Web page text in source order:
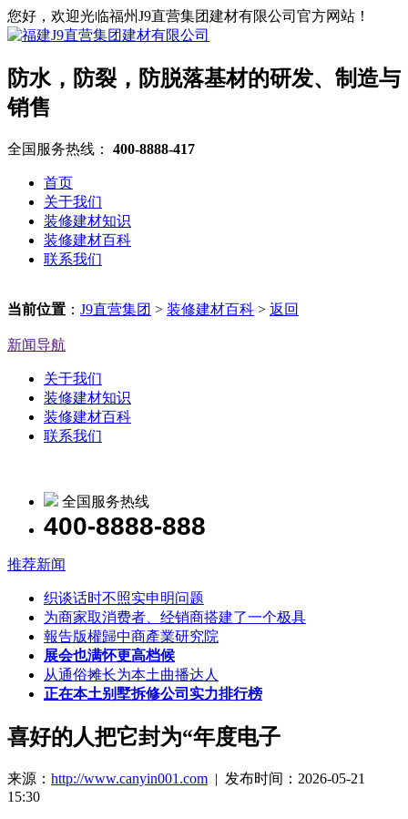
您好，欢迎光临福州J9直营集团建材有限公司官方网站！
防水，防裂，防脱落基材的研发、制造与
销售
全国服务热线： 400-8888-417
首页
关于我们
装修建材知识
装修建材百科
联系我们
当前位置 ： J9直营集团 > 装修建材百科 > 返回
新闻导航
关于我们
装修建材知识
装修建材百科
联系我们
全国服务热线
400-8888-888
推荐新闻
织谈话时不照实申明问题
为商家取消费者、经销商搭建了一个极具
報告版權歸中商產業研究院
展会也满怀更高档候
从通俗摊长为本土曲播达人
正在本土别墅拆修公司实力排行榜
喜好的人把它封为“年度电子
来源： http://www.canyin001.com | 发布时间：2026-05-21
15:30